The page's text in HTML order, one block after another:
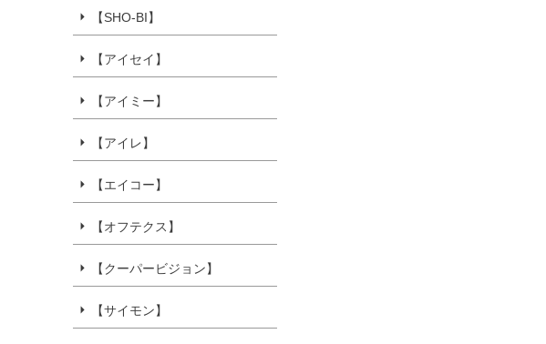
【SHO-BI】
【アイセイ】
【アイミー】
【アイレ】
【エイコー】
【オフテクス】
【クーパービジョン】
【サイモン】